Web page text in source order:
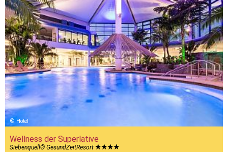
Hotel
Wellness der Superlative
Siebenquell® GesundZeitResort